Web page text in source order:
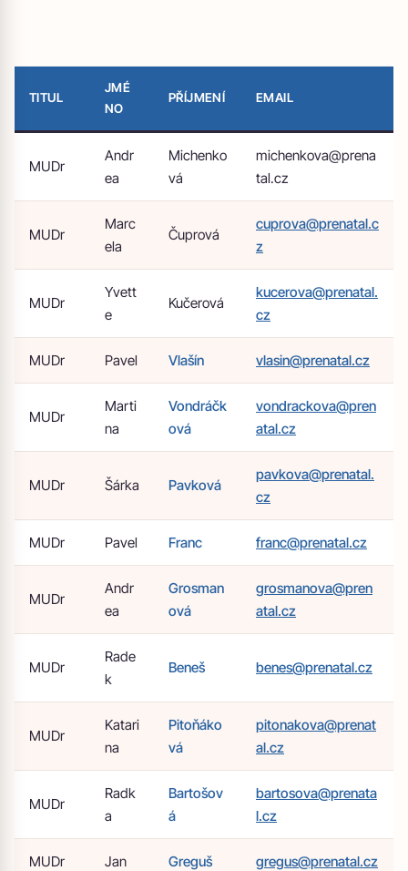
TITUL
JMÉ
NO
PŘÍJMENÍ EMAIL
MUDr
Andr
ea
Michenko
vá
michenkova@prena
tal.cz
MUDr
Marc
ela
Čuprová
cuprova@prenatal.c
z
MUDr
Yvett
e
Kučerová
kucerova@prenatal.
cz
MUDr Pavel Vlašín vlasin@prenatal.cz
MUDr
Marti
na
Vondráčk
ová
vondrackova@pren
atal.cz
MUDr Šárka Pavková
pavkova@prenatal.
cz
MUDr Pavel Franc franc@prenatal.cz
MUDr
Andr
ea
Grosman
ová
grosmanova@pren
atal.cz
MUDr
Rade
k
Beneš benes@prenatal.cz
MUDr
Katari
na
Pitoňáko
vá
pitonakova@prenat
al.cz
MUDr
Radk
a
Bartošov
á
bartosova@prenata
l.cz
MUDr Jan Greguš gregus@prenatal.cz